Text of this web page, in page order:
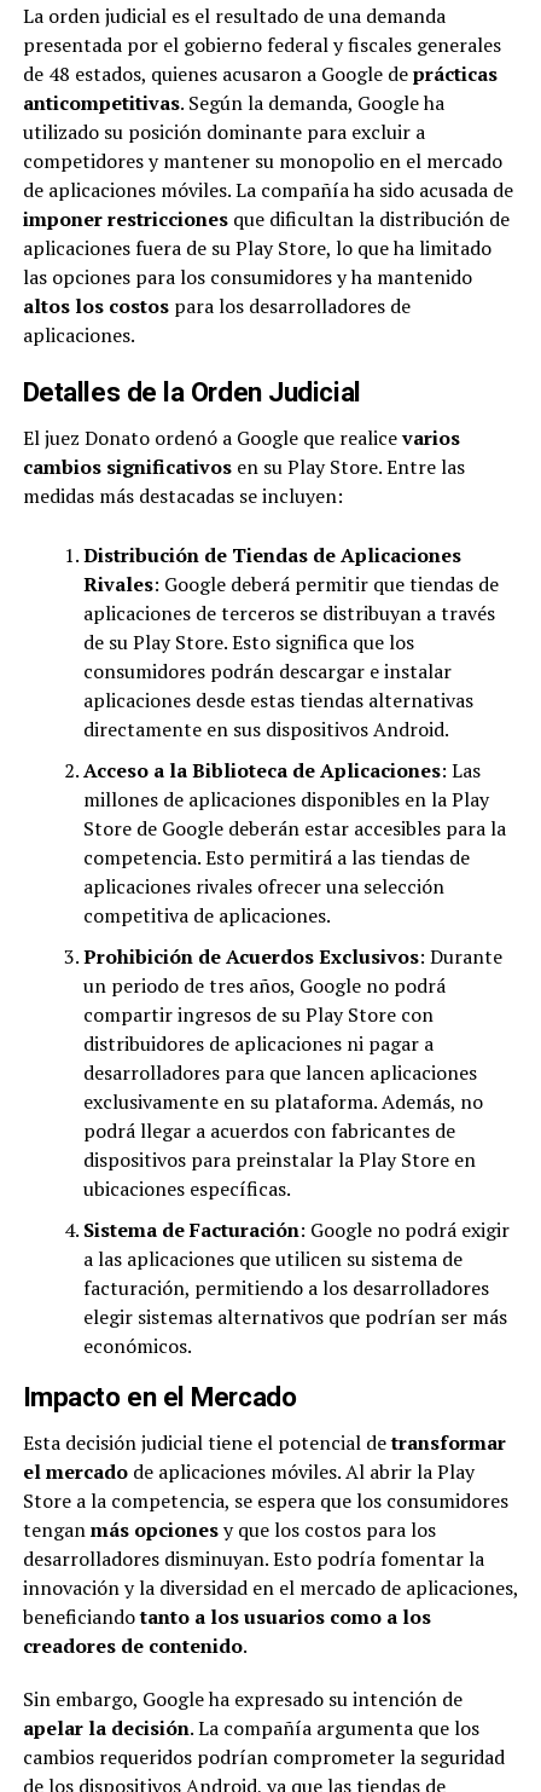
La orden judicial es el resultado de una demanda
presentada por el gobierno federal y fiscales generales
de 48 estados, quienes acusaron a Google deprácticas
anticompetitivas. Según la demanda, Google ha
utilizado su posición dominante para excluir a
competidores y mantener su monopolio en el mercado
de aplicaciones móviles. La compañía ha sido acusada de
imponer restriccionesque dificultan la distribución de
aplicaciones fuera de su Play Store, lo que ha limitado
las opciones para los consumidores y ha mantenido
altos los costospara los desarrolladores de
aplicaciones.
Detalles de la Orden Judicial
El juez Donato ordenó a Google que realicevarios
cambios significativosen su Play Store. Entre las
medidas más destacadas se incluyen:
Distribución de Tiendas de Aplicaciones
Rivales: Google deberá permitir que tiendas de
aplicaciones de terceros se distribuyan a través
de su Play Store. Esto significa que los
consumidores podrán descargar e instalar
aplicaciones desde estas tiendas alternativas
directamente en sus dispositivos Android.
Acceso a la Biblioteca de Aplicaciones: Las
millones de aplicaciones disponibles en la Play
Store de Google deberán estar accesibles para la
competencia. Esto permitirá a las tiendas de
aplicaciones rivales ofrecer una selección
competitiva de aplicaciones.
Prohibición de Acuerdos Exclusivos: Durante
un periodo de tres años, Google no podrá
compartir ingresos de su Play Store con
distribuidores de aplicaciones ni pagar a
desarrolladores para que lancen aplicaciones
exclusivamente en su plataforma. Además, no
podrá llegar a acuerdos con fabricantes de
dispositivos para preinstalar la Play Store en
ubicaciones específicas.
Sistema de Facturación: Google no podrá exigir
a las aplicaciones que utilicen su sistema de
facturación, permitiendo a los desarrolladores
elegir sistemas alternativos que podrían ser más
económicos.
Impacto en el Mercado
Esta decisión judicial tiene el potencial detransformar
el mercadode aplicaciones móviles. Al abrir la Play
Store a la competencia, se espera que los consumidores
tenganmás opcionesy que los costos para los
desarrolladores disminuyan. Esto podría fomentar la
innovación y la diversidad en el mercado de aplicaciones,
beneficiandotanto a los usuarios como a los
creadores de contenido.
Sin embargo, Google ha expresado su intención de
apelar la decisión. La compañía argumenta que los
cambios requeridos podrían comprometer la seguridad
de los dispositivos Android, ya que las tiendas de